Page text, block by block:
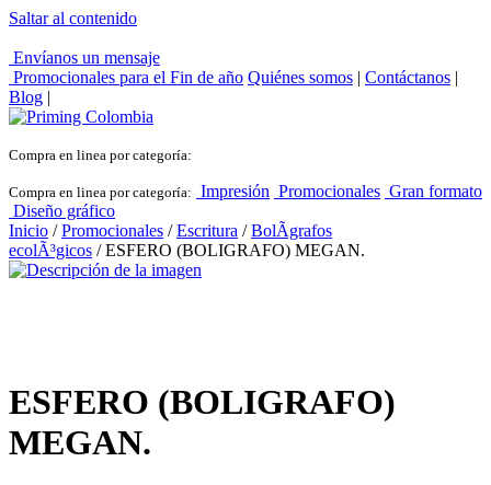
Saltar al contenido
Envíanos un mensaje
Promocionales para el Fin de año Quiénes somos | Contáctanos |
Blog |
Compra en linea por categoría:
Compra en linea por categoría: Impresión Promocionales Gran formato
Diseño gráfico
Inicio /Promocionales /Escritura /BolÃ­grafos
ecolÃ³gicos / ESFERO (BOLIGRAFO) MEGAN.
ESFERO (BOLIGRAFO)
MEGAN.